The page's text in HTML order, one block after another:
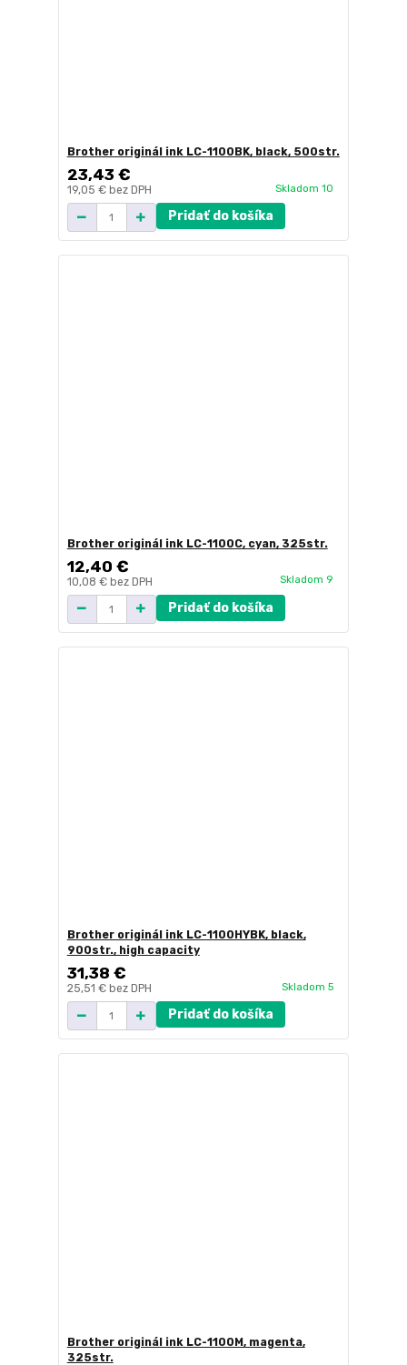
Brother originál ink LC-1100BK, black, 500str.
23,43 €
19,05 € bez DPH Skladom 10
Pridať do košíka
Brother originál ink LC-1100C, cyan, 325str.
12,40 €
10,08 € bez DPH Skladom 9
Pridať do košíka
Brother originál ink LC-1100HYBK, black,
900str., high capacity
31,38 €
25,51 € bez DPH Skladom 5
Pridať do košíka
Brother originál ink LC-1100M, magenta,
325str.